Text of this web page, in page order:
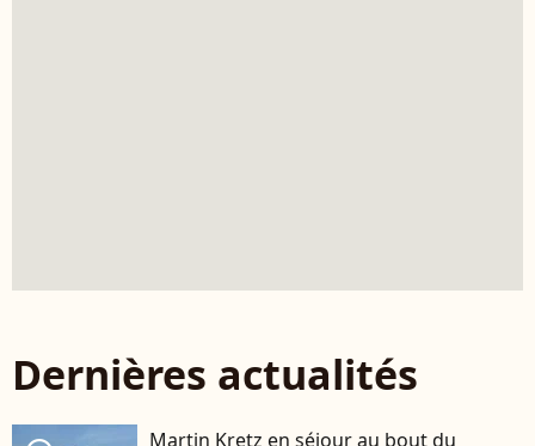
Dernières actualités
Martin Kretz en séjour au bout du